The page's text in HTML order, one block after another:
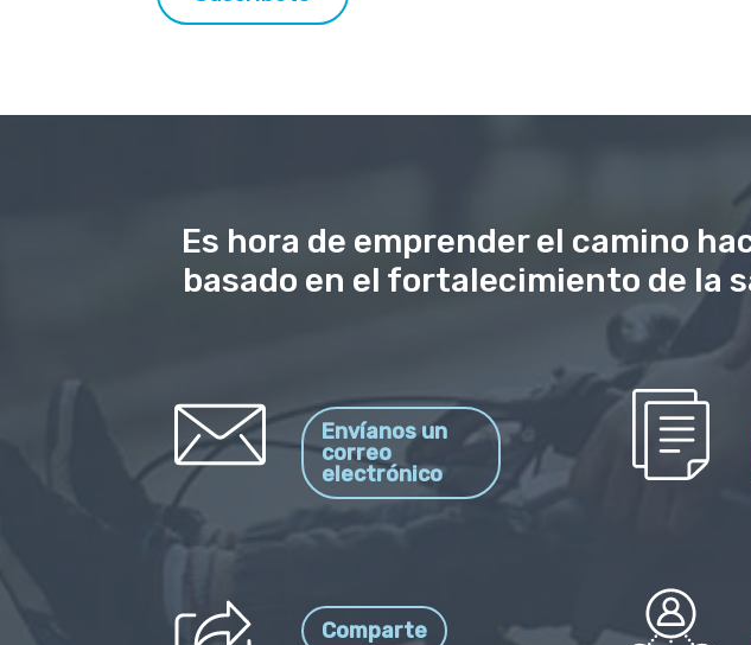
Es hora de emprender el camino
basado en el fortalecimiento de la
Envíanos un
correo
electrónico
Comparte